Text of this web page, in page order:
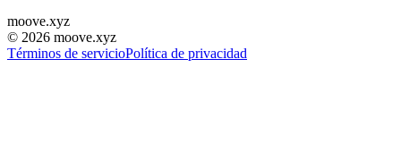
moove.xyz
© 2026 moove.xyz
Términos de servicioPolítica de privacidad